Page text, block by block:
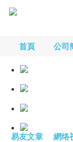
首頁 公司
易友文章 網络